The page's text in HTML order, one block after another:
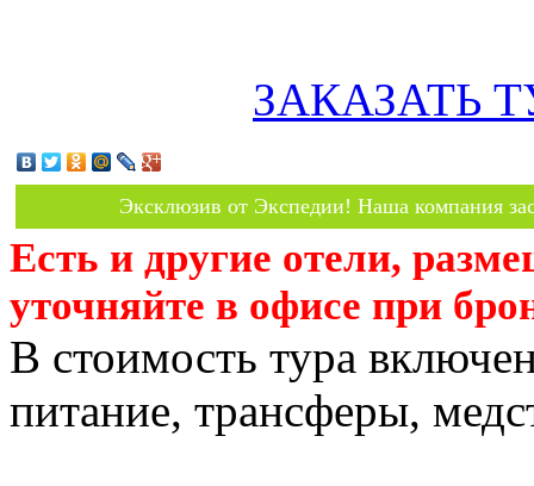
ЗАКАЗАТЬ
Эксклюзив от Экспедии! Наша компания
Есть и другие отели,
уточняйте в офисе при
В стоимость тура
питание, трансферы,